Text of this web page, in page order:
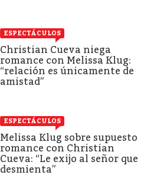
ESPECTÁCULOS
Christian Cueva niega
romance con Melissa Klug:
“relación es únicamente de
amistad”
ESPECTÁCULOS
Melissa Klug sobre supuesto
romance con Christian
Cueva: “Le exijo al señor que
desmienta”